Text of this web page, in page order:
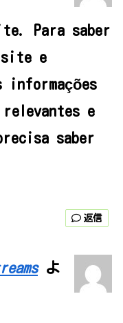
Para saber
site e
informações
relevantes e
saber
返信
よ